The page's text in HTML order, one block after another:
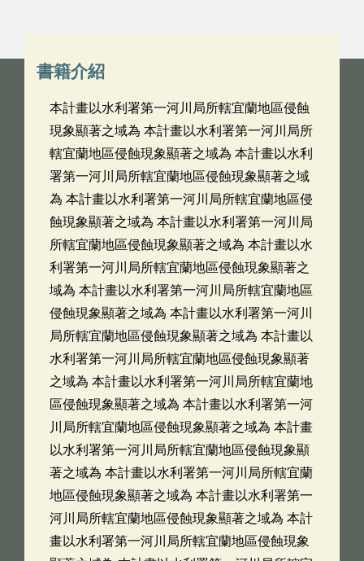
書籍介紹
本計畫以水利署第一河川局所轄宜蘭地區侵蝕
現象顯著之域為 本計畫以水利署第一河川局所
轄宜蘭地區侵蝕現象顯著之域為 本計畫以水利
署第一河川局所轄宜蘭地區侵蝕現象顯著之域
為 本計畫以水利署第一河川局所轄宜蘭地區侵
蝕現象顯著之域為 本計畫以水利署第一河川局
所轄宜蘭地區侵蝕現象顯著之域為 本計畫以水
利署第一河川局所轄宜蘭地區侵蝕現象顯著之
域為 本計畫以水利署第一河川局所轄宜蘭地區
侵蝕現象顯著之域為 本計畫以水利署第一河川
局所轄宜蘭地區侵蝕現象顯著之域為 本計畫以
水利署第一河川局所轄宜蘭地區侵蝕現象顯著
之域為 本計畫以水利署第一河川局所轄宜蘭地
區侵蝕現象顯著之域為 本計畫以水利署第一河
川局所轄宜蘭地區侵蝕現象顯著之域為 本計畫
以水利署第一河川局所轄宜蘭地區侵蝕現象顯
著之域為 本計畫以水利署第一河川局所轄宜蘭
地區侵蝕現象顯著之域為 本計畫以水利署第一
河川局所轄宜蘭地區侵蝕現象顯著之域為 本計
畫以水利署第一河川局所轄宜蘭地區侵蝕現象